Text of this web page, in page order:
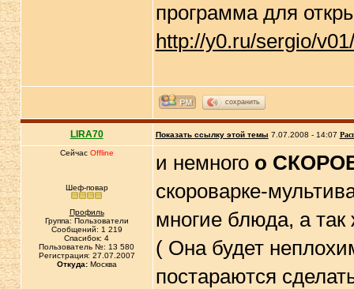
программа для
http://y0.ru/sergio/v01/
сохранить
LIRA70 Показать ссылку этой темы 7.07.2008 - 14:07
Сейчас Offline
Шеф-повар
Профиль
Группа: Пользователи
Сообщений: 1 219
Спасибок: 4
Пользователь №: 13 580
Регистрация: 27.07.2007
Откуда:Москва
и немного о
скороварке-
многие блюда, а так
( Она будет
постараются